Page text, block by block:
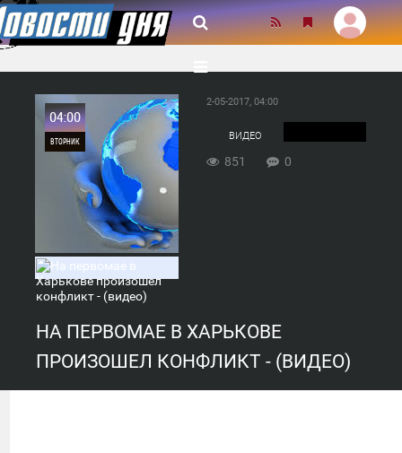
04:00
ВТОРНИК
2-05-2017, 04:00
ВИДЕО
851 0
НА ПЕРВОМАЕ В ХАРЬКОВЕ
ПРОИЗОШЕЛ КОНФЛИКТ - (ВИДЕО)